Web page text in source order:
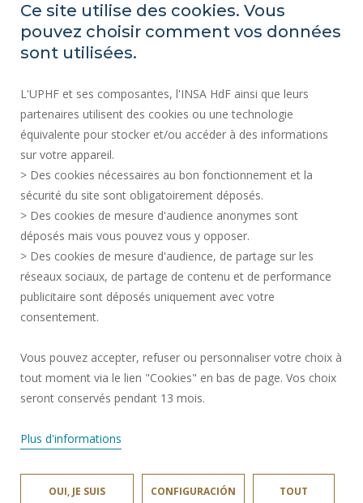
MAPA DEL SITIO
ACCESIBILIDAD
INFORMACIÓN LEGAL
CONTACTOS
SERVICIOS PÚBLICOS +
CRÉDITOS
DOY MI OPINIÓN
ACCESIBILIDAD: NO CONFORME
¡Únete a nosotros!
Ce site utilise des cookies. Vous
pouvez choisir comment vos données
sont utilisées.
L'UPHF et ses composantes, l'INSA HdF ainsi que leurs
partenaires utilisent des cookies ou une technologie
équivalente pour stocker et/ou accéder à des informations
sur votre appareil.
> Des cookies nécessaires au bon fonctionnement et la
sécurité du site sont obligatoirement déposés.
> Des cookies de mesure d'audience anonymes sont
déposés mais vous pouvez vous y opposer.
> Des cookies de mesure d'audience, de partage sur les
réseaux sociaux, de partage de contenu et de performance
publicitaire sont déposés uniquement avec votre
consentement.
Vous pouvez accepter, refuser ou personnaliser votre choix à
tout moment via le lien "Cookies" en bas de page. Vos choix
seront conservés pendant 13 mois.
Plus d'informations
OUI, JE SUIS
CONFIGURACIÓN
TOUT